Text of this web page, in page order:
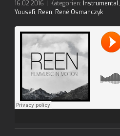
16.02.2016 Kategorien: Instrumental,
Yousefi, Reen, René Osmanczyk